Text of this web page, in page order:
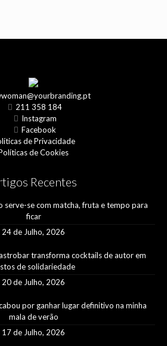
211 358 184
Instagram
Facebook
de Privacidade
de Cookies
Recentes
serve-se com matcha, fruta e tempo para
ficar
24 de Julho, 2026
transforma cocktails de autor em
de solidariedade
20 de Julho, 2026
por ganhar lugar definitivo na minha
mala de verão
17 de Julho, 2026